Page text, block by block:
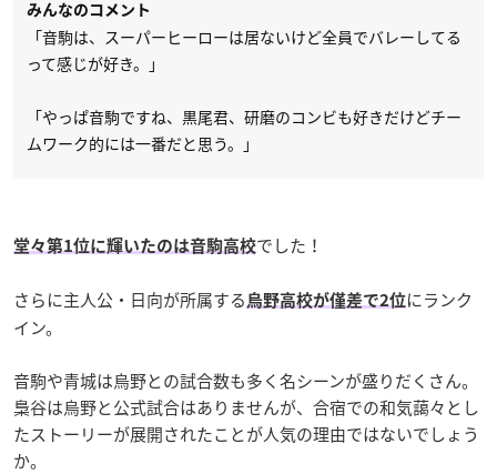
みんなのコメント
「音駒は、スーパーヒーローは居ないけど全員でバレーしてる
って感じが好き。」
「やっぱ音駒ですね、黒尾君、研磨のコンビも好きだけどチー
ムワーク的には一番だと思う。」
堂々第1位に輝いたのは音駒高校でした！
さらに主人公・日向が所属する 烏野高校が僅差で2位にランク
イン。
音駒や青城は烏野との試合数も多く名シーンが盛りだくさん。
梟谷は烏野と公式試合はありませんが、合宿での和気藹々とし
たストーリーが展開されたことが人気の理由ではないでしょう
か。